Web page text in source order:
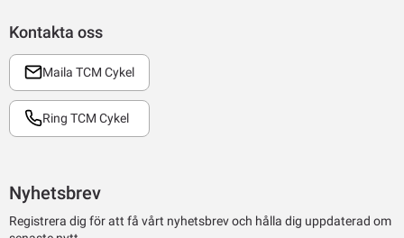
Kontakta oss
Maila TCM Cykel
Ring TCM Cykel
Nyhetsbrev
Registrera dig för att få vårt nyhetsbrev och hålla dig uppdaterad om